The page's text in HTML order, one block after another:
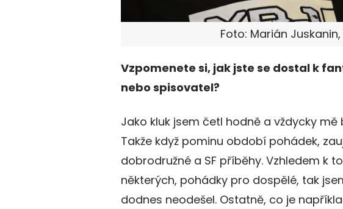
Foto: Marián Juskanin,
Vzpomenete si, jak jste se dostal k
nebo spisovatel?
Jako kluk jsem četl hodně a vždycky
Takže když pominu období pohádek,
dobrodružné a SF příběhy. Vzhledem k
některých, pohádky pro dospělé, tak
dodnes neodešel. Ostatně, co je